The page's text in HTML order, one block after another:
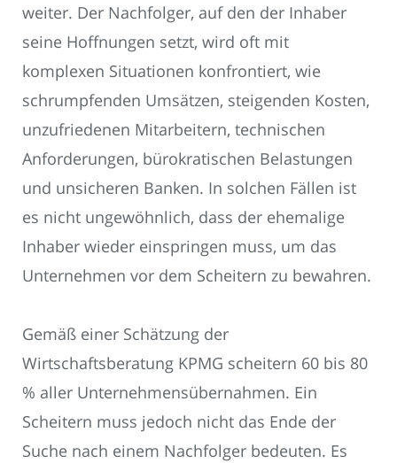
weiter. Der Nachfolger, auf den der Inhaber
seine Hoffnungen setzt, wird oft mit
komplexen Situationen konfrontiert, wie
schrumpfenden Umsätzen, steigenden Kosten,
unzufriedenen Mitarbeitern, technischen
Anforderungen, bürokratischen Belastungen
und unsicheren Banken. In solchen Fällen ist
es nicht ungewöhnlich, dass der ehemalige
Inhaber wieder einspringen muss, um das
Unternehmen vor dem Scheitern zu bewahren.
Gemäß einer Schätzung der
Wirtschaftsberatung KPMG scheitern 60 bis 80
% aller Unternehmensübernahmen. Ein
Scheitern muss jedoch nicht das Ende der
Suche nach einem Nachfolger bedeuten. Es